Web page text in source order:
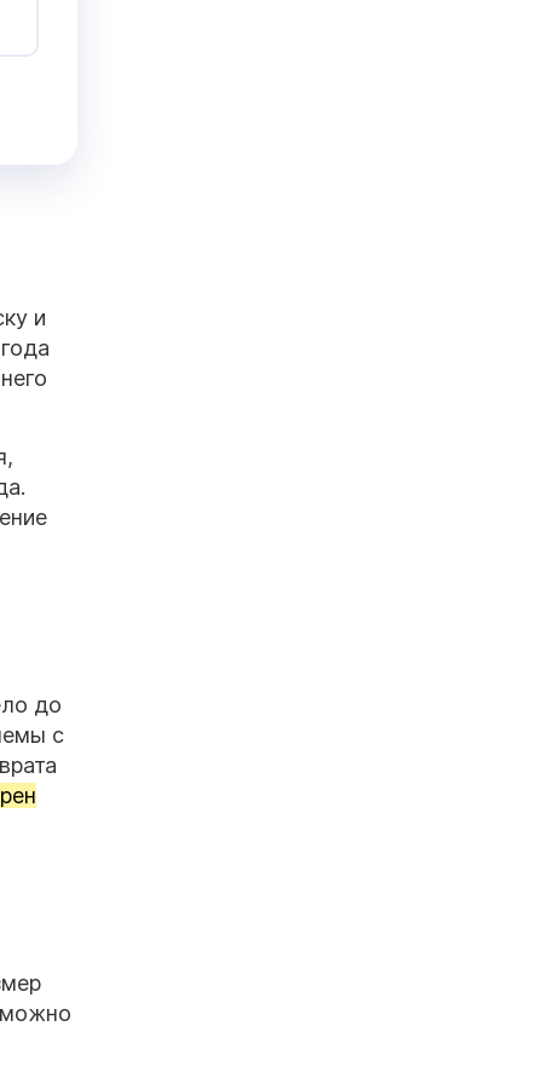
и
до
с
можно